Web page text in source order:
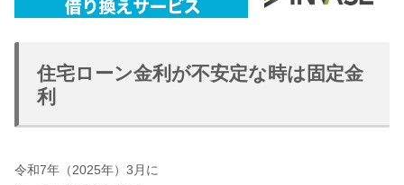
住宅ローン金利が不安定な時は固定金
利
令和7年（2025年）3月に